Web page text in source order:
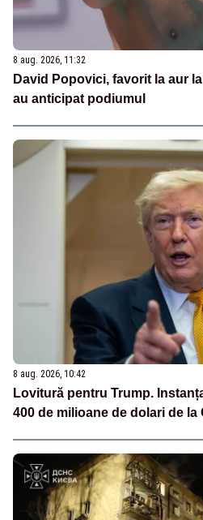
8 aug. 2026, 11:32
David Popovici, favorit la aur
au anticipat podiumul
8 aug. 2026, 10:42
Lovitură pentru Trump.
400 de milioane de dolari de la